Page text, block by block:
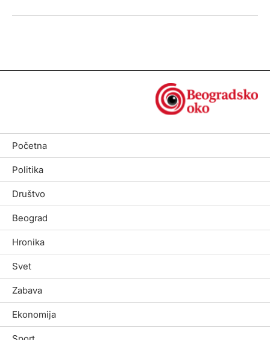
Početna
Politika
Društvo
Beograd
Hronika
Svet
Zabava
Ekonomija